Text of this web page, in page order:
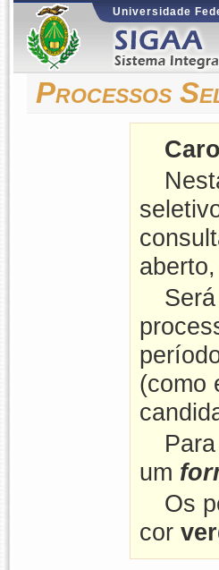
Universidade
Processos
(como
um
Os
cor